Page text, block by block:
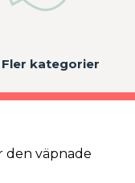
Fler kategorier
den väpnade